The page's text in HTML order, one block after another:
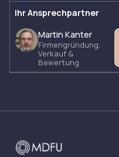
Ihr Ansprechpartner
Martin Kanter
Firmengründung,
Verkauf &
Bewertung